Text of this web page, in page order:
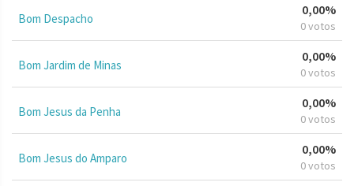
Bom Despacho
0,00%
0 votos
Bom Jardim de Minas
0,00%
0 votos
Bom Jesus da Penha
0,00%
0 votos
Bom Jesus do Amparo
0,00%
0 votos